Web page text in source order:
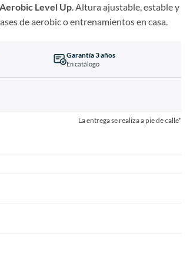
Level Up . Altura ajustable, estable y
de aerobic o entrenamientos en casa.
Garantía 3 años
En catálogo
La entrega se realiza a pie de calle*